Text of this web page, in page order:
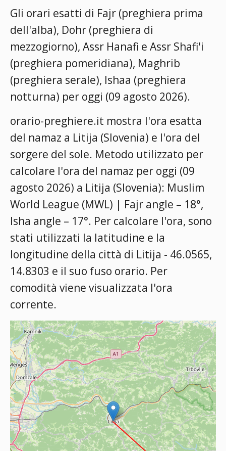
Gli orari esatti di Fajr (preghiera prima
dell'alba), Dohr (preghiera di
mezzogiorno), Assr Hanafi e Assr Shafi'i
(preghiera pomeridiana), Maghrib
(preghiera serale), Ishaa (preghiera
notturna) per oggi (09 agosto 2026).
orario-preghiere.it mostra l'ora esatta
del namaz a Litija (Slovenia) e l'ora del
sorgere del sole. Metodo utilizzato per
calcolare l'ora del namaz per oggi (09
agosto 2026) a Litija (Slovenia): Muslim
World League (MWL) | Fajr angle – 18°,
Isha angle – 17°. Per calcolare l'ora, sono
stati utilizzati la latitudine e la
longitudine della città di Litija - 46.0565,
14.8303 e il suo fuso orario. Per
comodità viene visualizzata l'ora
corrente.